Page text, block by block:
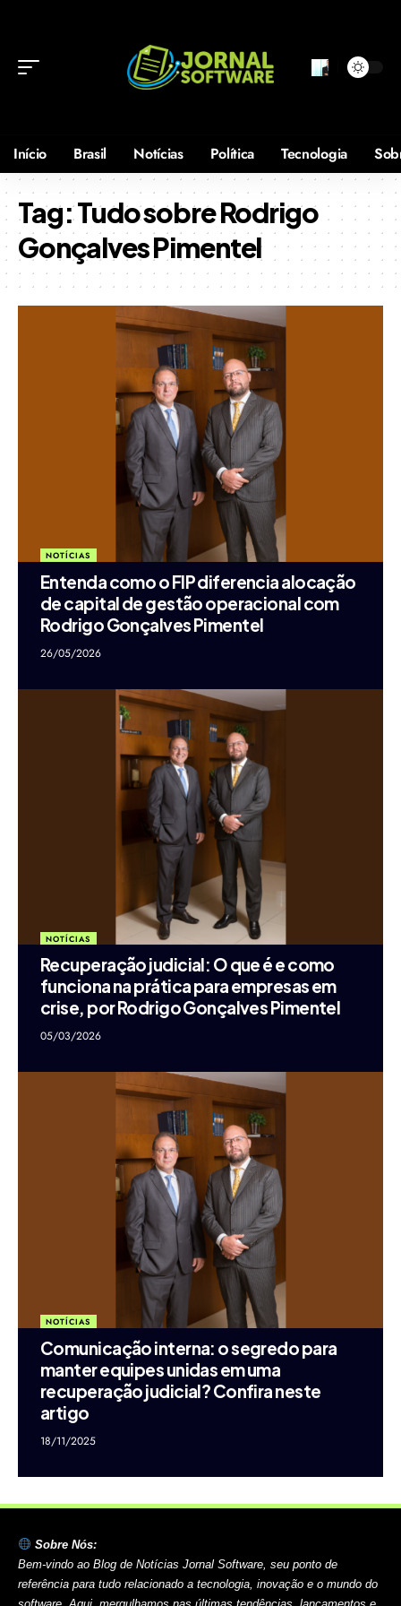
Início Brasil Notícias Política Tecnologia
Tag:Tudo sobre Rodrigo
Gonçalves Pimentel
NOTÍCIAS
Entenda como o FIP diferencia alocação
de capital de gestão operacional com
Rodrigo Gonçalves Pimentel
26/05/2026
NOTÍCIAS
Recuperação judicial: O que é e como
funciona na prática para empresas em
crise, por Rodrigo Gonçalves Pimentel
05/03/2026
NOTÍCIAS
Comunicação interna: o segredo para
manter equipes unidas em uma
recuperação judicial? Confira neste
artigo
18/11/2025
Sobre Nós:
Bem-vindo ao Blog de Notícias Jornal Software, seu ponto de
referência para tudo relacionado a tecnologia, inovação e o mundo do